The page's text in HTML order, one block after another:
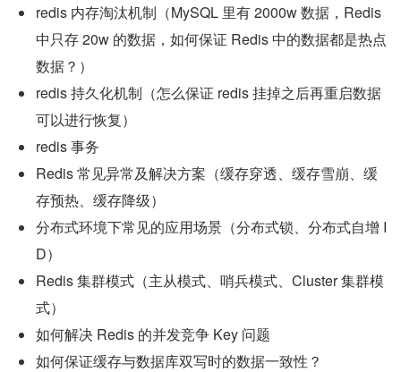
redis 内存淘汰机制（MySQL 里有 2000w 数据，Redis
中只存 20w 的数据，如何保证 Redis 中的数据都是热点
数据？）
redis 持久化机制（怎么保证 redis 挂掉之后再重启数据
可以进行恢复）
redis 事务
Redis 常见异常及解决方案（缓存穿透、缓存雪崩、缓
存预热、缓存降级）
分布式环境下常见的应用场景（分布式锁、分布式自增 I
D）
Redis 集群模式（主从模式、哨兵模式、Cluster 集群模
式）
如何解决 Redis 的并发竞争 Key 问题
如何保证缓存与数据库双写时的数据一致性？